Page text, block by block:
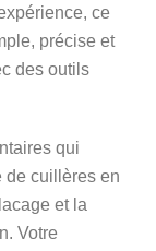
ce
précise et
des outils
qui
de cuillères en
et la
Votre